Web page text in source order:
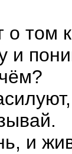
о том
и
и